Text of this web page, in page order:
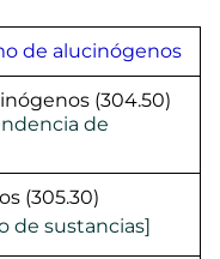
de alucinógenos
(304.50)
(305.30)